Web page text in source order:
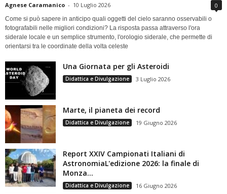
Agnese Caramanico - 10 Luglio 2026 0
Come si può sapere in anticipo quali oggetti del cielo saranno osservabili o
fotografabili nelle migliori condizioni? La risposta passa attraverso l'ora
siderale locale e un semplice strumento, l'orologio siderale, che permette di
orientarsi tra le coordinate della volta celeste
Una Giornata per gli Asteroidi
Didattica e Divulgazione 3 Luglio 2026
Marte, il pianeta dei record
Didattica e Divulgazione 19 Giugno 2026
Report XXIV Campionati Italiani di
AstronomiaL'edizione 2026: la finale di
Monza...
Didattica e Divulgazione 16 Giugno 2026